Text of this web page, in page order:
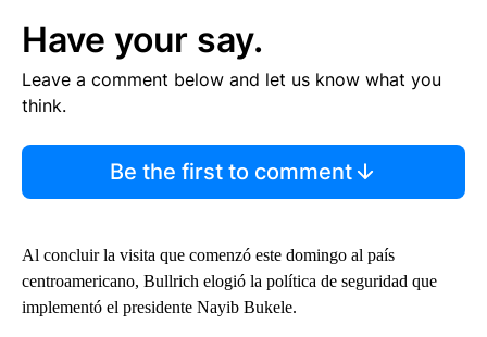
Have your say.
Leave a comment below and let us know what you
think.
Be the first to comment
Al concluir la visita que comenzó este domingo al país
centroamericano, Bullrich elogió la política de seguridad que
implementó el presidente Nayib Bukele.